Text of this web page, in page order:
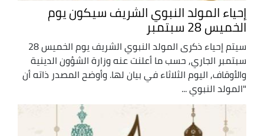
إحياء المولد النبوي الشريف سيكون يوم
الخميس 28 سبتمبر
سيتم إحياء ذكرى المولد النبوي الشريف يوم الخميس 28
سبتمبر الجاري, حسب ما أعلنت عنه وزارة الشؤون الدينية
والأوقاف, اليوم الثلاثاء في بيان لها. وأوضح المصدر ذاته أن
"المولد النبوي ...